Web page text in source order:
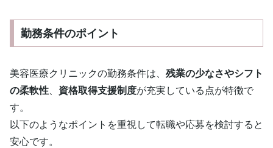
勤務条件のポイント
美容医療クリニックの勤務条件は、 残業の少なさやシフト
の柔軟性
資格取得支援制度が充実している点が特徴で
す。
以下のようなポイントを重視して転職や応募を検討すると
安心です。